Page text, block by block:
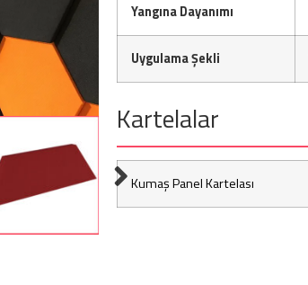
Yangına Dayanımı
Uygulama Şekli
Kartelalar
Kumaş Panel Kartelası